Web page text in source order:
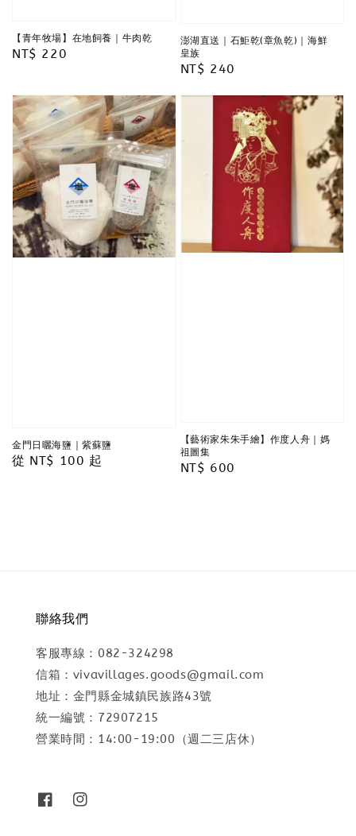
【青年牧場】在地飼養｜牛肉乾
Regular
NT$ 220
澎湖直送｜石鮔乾(章魚乾)｜海鮮
皇族
Regular
NT$ 240
金門日曬海鹽｜紫蘇鹽
Regular
從 NT$ 100 起
【藝術家朱朱手繪】作度人舟｜媽
祖圖集
Regular
NT$ 600
聯絡我們
客服專線：082-324298
信箱：vivavillages.goods@gmail.com
地址：金門縣金城鎮民族路43號
統一編號：72907215
營業時間：14:00-19:00（週二三店休）